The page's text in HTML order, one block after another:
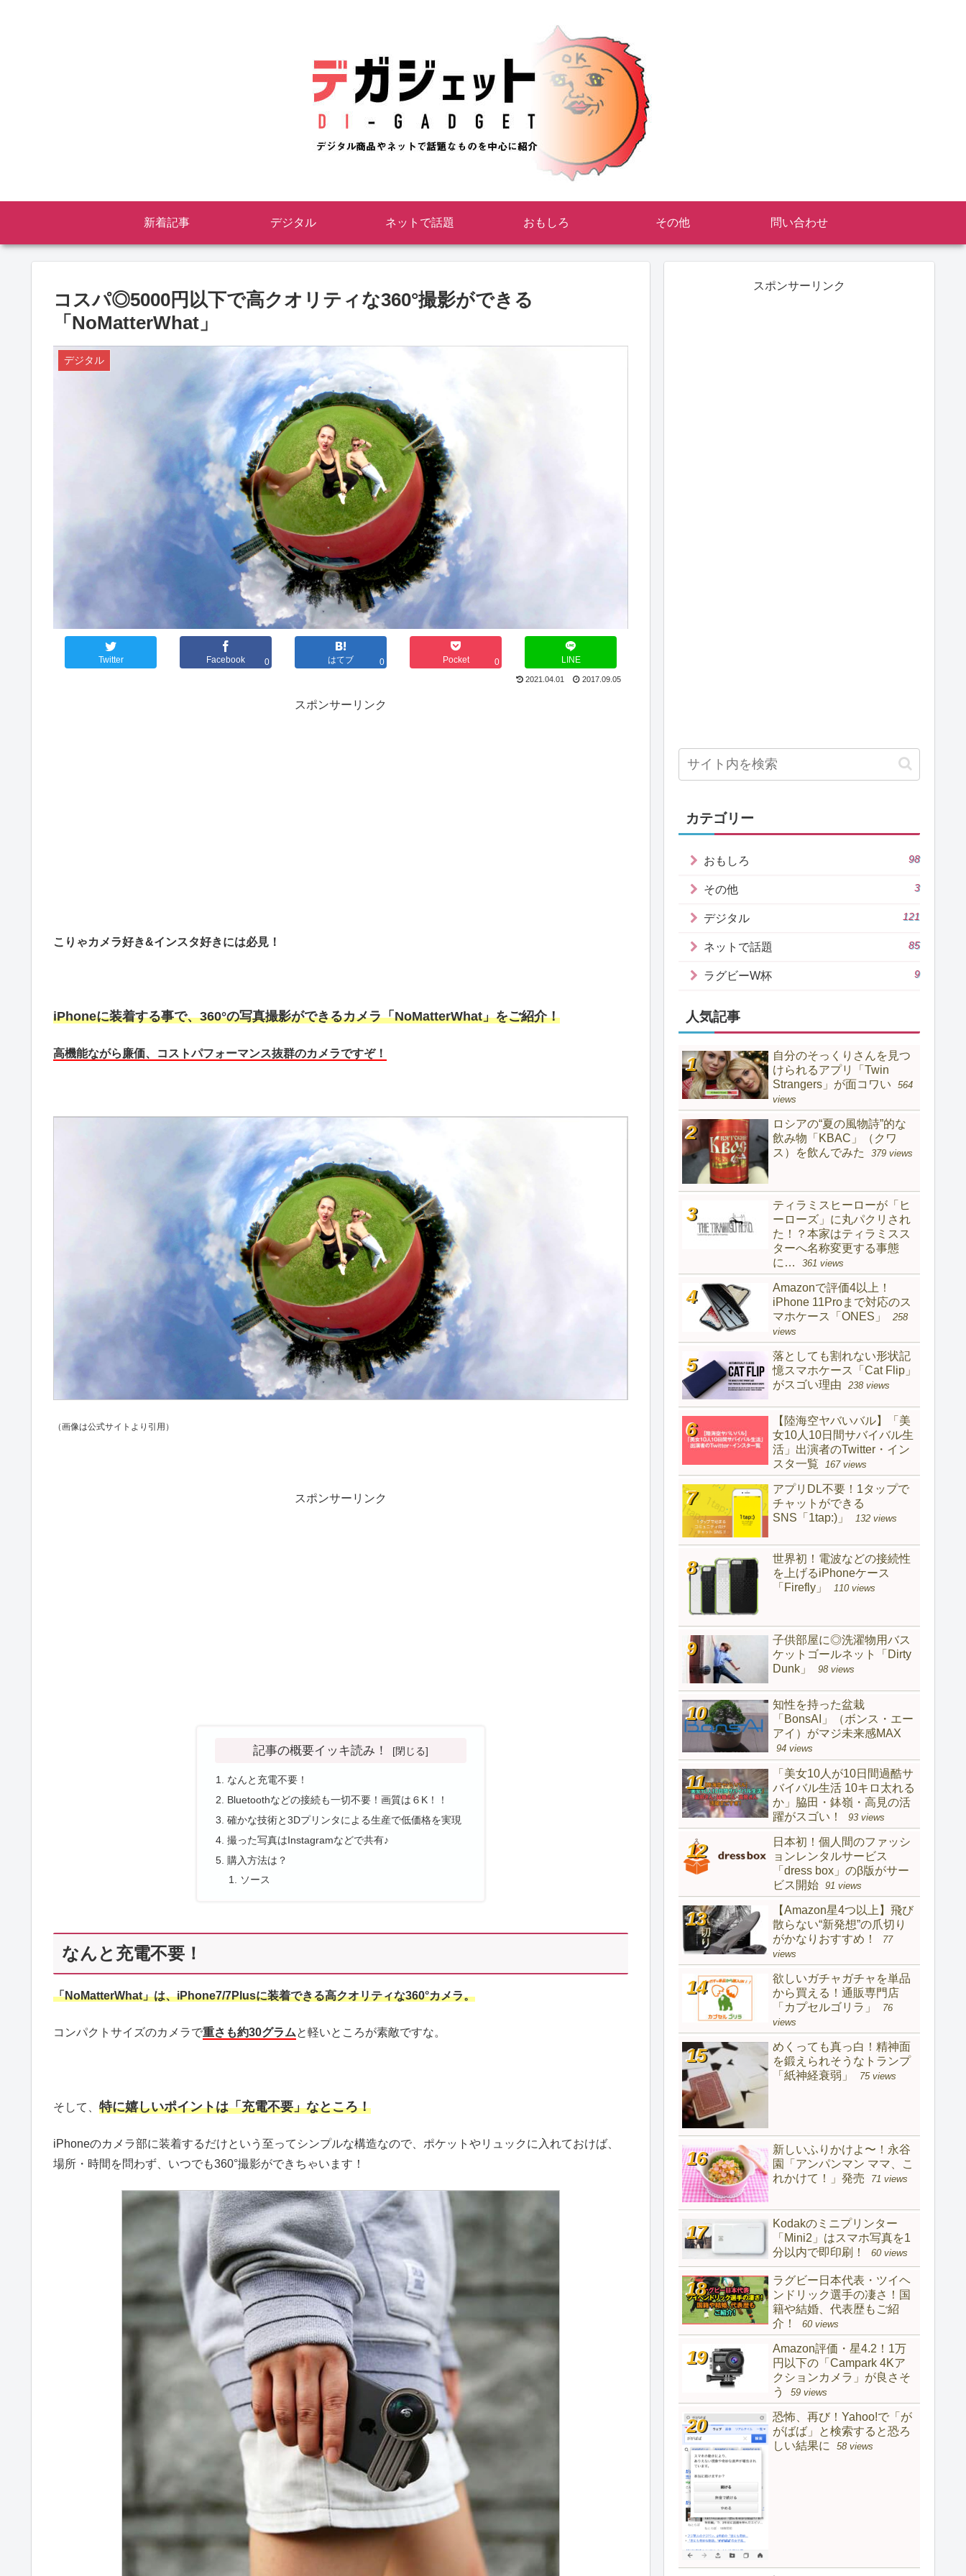
新着記事 デジタル ネットで話題 おもしろ その他 問い合わせ
コスパ◎5000円以下で高クオリティな360°撮影ができる
「NoMatterWhat」
デジタル
Twitter Facebook 0 はてブ 0 Pocket 0 LINE
2021.04.01 2017.09.05
スポンサーリンク
こりゃカメラ好き&インスタ好きには必見！
iPhoneに装着する事で、360°の写真撮影ができるカメラ「NoMatterWhat」をご紹介！
高機能ながら廉価、コストパフォーマンス抜群のカメラですぞ！
（画像は公式サイトより引用）
スポンサーリンク
記事の概要イッキ読み！
なんと充電不要！
Bluetoothなどの接続も一切不要！画質は６K！！
確かな技術と3Dプリンタによる生産で低価格を実現
撮った写真はInstagramなどで共有♪
購入方法は？
ソース
なんと充電不要！
「NoMatterWhat」は、iPhone7/7Plusに装着できる高クオリティな360°カメラ。
コンパクトサイズのカメラで重さも約30グラムと軽いところが素敵ですな。
そして、 特に嬉しいポイントは「充電不要」なところ！
iPhoneのカメラ部に装着するだけという至ってシンプルな構造なので、ポケットやリュックに入れておけば、
場所・時間を問わず、いつでも360°撮影ができちゃいます！
スポンサーリンク
カテゴリー
おもしろ 98
その他 3
デジタル 121
ネットで話題 85
ラグビーW杯 9
人気記事
自分のそっくりさんを見つ
けられるアプリ「Twin
Strangers」が面コワい
564
views
ロシアの“夏の風物詩”的な
飲み物「KBAC」（クワ
ス）を飲んでみた
379 views
ティラミスヒーローが「ヒ
ーローズ」に丸パクリされ
た！？本家はティラミスス
ターへ名称変更する事態
に…
361 views
Amazonで評価4以上！
iPhone 11Proまで対応のス
マホケース「ONES」
258
views
落としても割れない形状記
憶スマホケース「Cat Flip」
がスゴい理由
238 views
【陸海空ヤバいバル】「美
女10人10日間サバイバル生
活」出演者のTwitter・イン
スタ一覧
167 views
アプリDL不要！1タップで
チャットができる
SNS「1tap:)」
132 views
世界初！電波などの接続性
を上げるiPhoneケース
「Firefly」
110 views
子供部屋に◎洗濯物用バス
ケットゴールネット「Dirty
Dunk」
98 views
知性を持った盆栽
「BonsAI」（ボンス・エー
アイ）がマジ未来感MAX
94 views
「美女10人が10日間過酷サ
バイバル生活 10キロ太れる
か」脇田・鉢嶺・高見の活
躍がスゴい！
93 views
日本初！個人間のファッシ
ョンレンタルサービス
「dress box」のβ版がサー
ビス開始 91 views
【Amazon星4つ以上】飛び
散らない“新発想”の爪切り
がかなりおすすめ！
77
views
欲しいガチャガチャを単品
から買える！通販専門店
「カプセルゴリラ」
76
views
めくっても真っ白！精神面
を鍛えられそうなトランプ
「紙神経衰弱」
75 views
新しいふりかけよ〜！永谷
園「アンパンマン ママ、こ
れかけて！」発売
71 views
Kodakのミニプリンター
「Mini2」はスマホ写真を1
分以内で即印刷！
60 views
ラグビー日本代表・ツイヘ
ンドリック選手の凄さ！国
籍や結婚、代表歴もご紹
介！
60 views
Amazon評価・星4.2！1万
円以下の「Campark 4Kア
クションカメラ」が良さそ
う
59 views
恐怖、再び！Yahoo!で「が
がばば」と検索すると恐ろ
しい結果に
58 views